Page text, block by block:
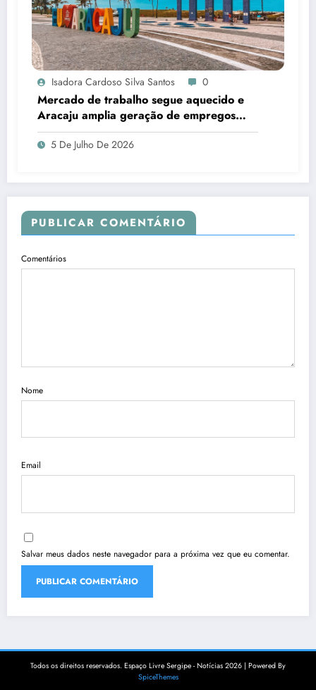
Isadora Cardoso Silva Santos 0
Mercado de trabalho segue aquecido e
Aracaju amplia geração de empregos
formais
5 De Julho De 2026
PUBLICAR COMENTÁRIO
Comentários
Nome
Email
Salvar meus dados neste navegador para a próxima vez que eu comentar.
Todos os direitos reservados. Espaço Livre Sergipe - Notícias 2026 | Powered By
SpiceThemes